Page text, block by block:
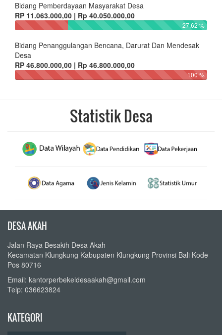
Bidang Pemberdayaan Masyarakat Desa
RP 11.063.000,00 | Rp 40.050.000,00
27.62 %
Bidang Penanggulangan Bencana, Darurat Dan Mendesak
Desa
RP 46.800.000,00 | Rp 46.800.000,00
100 %
Statistik Desa
DESA AKAH
Jalan Raya Besakih Desa Akah
Kecamatan Klungkung Kabupaten Klungkung Provinsi Bali Kode
Pos 80716
Email: kantorperbekeldesaakah@gmail.com
Telp: 036623824
KATEGORI